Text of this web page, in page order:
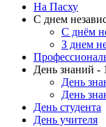
На Пасху
С днем
С днём
З днем
День знаний -
День
День
День студента
День учителя